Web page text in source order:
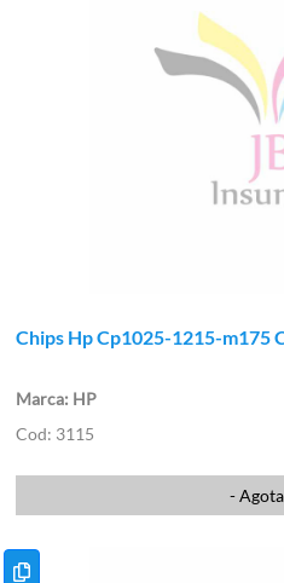
Chips Hp Cp1025-1215-m175
HP
3115
-